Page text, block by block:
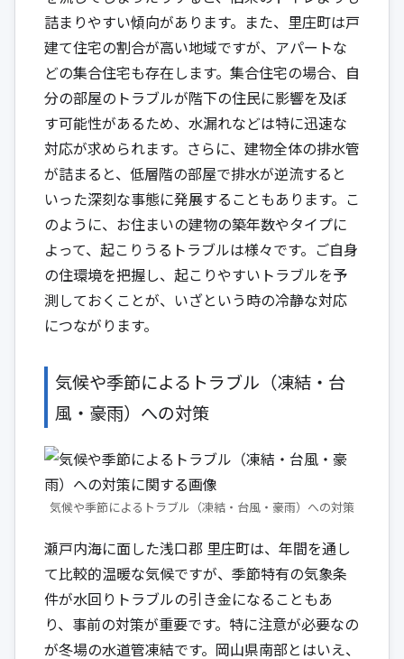
詰まりやすい傾向があります。また、里庄町は戸
建て住宅の割合が高い地域ですが、アパートな
どの集合住宅も存在します。集合住宅の場合、自
分の部屋のトラブルが階下の住民に影響を及ぼ
す可能性があるため、水漏れなどは特に迅速な
対応が求められます。さらに、建物全体の排水管
が詰まると、低層階の部屋で排水が逆流すると
いった深刻な事態に発展することもあります。こ
のように、お住まいの建物の築年数やタイプに
よって、起こりうるトラブルは様々です。ご自身
の住環境を把握し、起こりやすいトラブルを予
測しておくことが、いざという時の冷静な対応
につながります。
気候や季節によるトラブル（凍結・台
風・豪雨）への対策
気候や季節によるトラブル（凍結・台風・豪雨）への対策
瀬戸内海に面した浅口郡 里庄町は、年間を通し
て比較的温暖な気候ですが、季節特有の気象条
件が水回りトラブルの引き金になることもあ
り、事前の対策が重要です。特に注意が必要なの
が冬場の水道管凍結です。岡山県南部とはいえ、